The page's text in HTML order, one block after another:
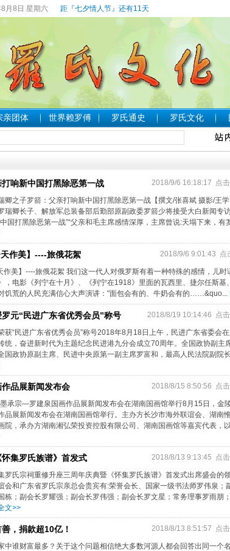
月8日 星期六 距『七夕情人节』还有11天
亲团体 世界赖罗傅 罗氏通史 罗氏文化
2018/9/6 16:18:17 点
响新中国打黑除恶第一战
卿之子罗箭：父亲打响新中国打黑除恶第一战【撰文/张喜斌 摄影/王学
瑞卿长子、解放军总装备部后勤部原副政委罗箭少将接受大白新闻专
国打黑除恶第一战”“父亲和毛主席感情深厚，主席曾说:天塌下来，有
2018/9/6 9:01:43 点
天作美】----旅俄花絮
作美】----旅俄花絮 我们这一代人对俄罗斯有着一种特殊的感情，儿时
，电影《列宁在十月》、《列宁在1918》里面的瓦西里、捷尔任斯基
饥荒的人民充满信心大声演讲："面包会有的、牛奶会有的……&quo...
2018/8/19 10:14:46 点
元“民进广东省优秀会员”称号
获“民进广东省优秀会员”称号2018年8月18日上午，民进广东省委会
统，奋进新时代为主题纪念民进港九分会成立70周年。全国政协副主
国政协原副主席、民进中央原第一副主席罗富和，最高人民法院副院
2018/8/15 8:50:56 点
品展新闻发布会
承宗—罗建泉国画作品展新闻发布会在湖南国画馆举行8月15日，金
展新闻发布会在湖南国画馆举行。主办方长沙市海外联谊会、湖南
院，承办方湖南湘弘荣投资控股有限公司、湖南国画馆等嘉宾代表，
2018/8/13 9:13:45 点
集罗氏族谱》首发式
罗氏宗祠重修升座三周年庆典暨《怀集罗氏族谱》首发式出席盛会的
会和广东省罗氏宗亲总会贵宾有:荣誉会长、国家一级书法师罗伟泉；
栋；副会长罗耀强；副会长罗伟强；副会长罗文星；常务理事罗雨朋
文>>
2018/8/13 8:51:57 点
，捐款超10亿！
中谁财富最多？关于这个问题相信绝大多数河源人都会回答出同一个